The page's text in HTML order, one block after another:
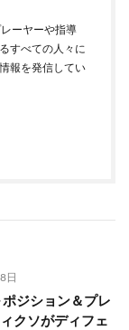
ーヤーや指導
すべての人々に
報を発信してい
日
ジション＆プレ
クソがディフェ